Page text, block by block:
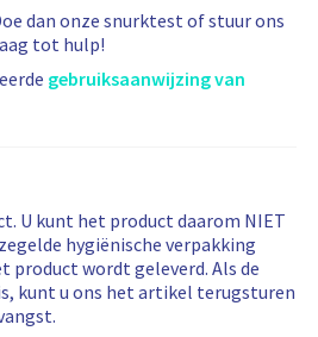
dan onze snurktest of stuur ons
tot hulp!
gebruiksaanwijzing van
U kunt het product daarom NIET
hygiënische verpakking
product wordt geleverd. Als de
kunt u ons het artikel terugsturen